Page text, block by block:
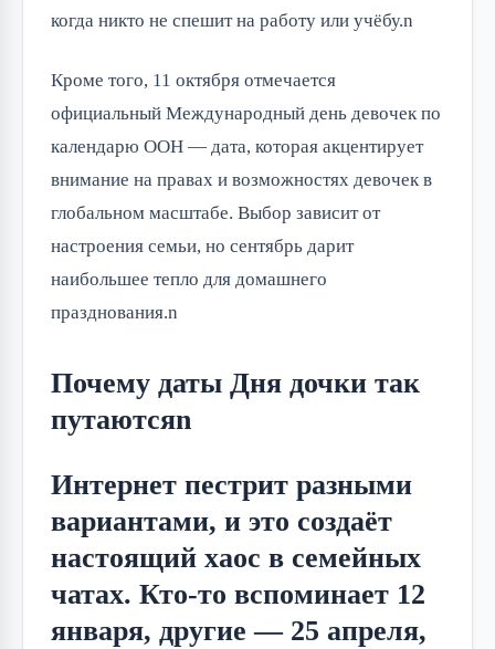
когда никто не спешит на работу или учёбу.n
Кроме того, 11 октября отмечается
официальный Международный день девочек по
календарю ООН — дата, которая акцентирует
внимание на правах и возможностях девочек в
глобальном масштабе. Выбор зависит от
настроения семьи, но сентябрь дарит
наибольшее тепло для домашнего
празднования.n
Почему даты Дня дочки так
путаютсяn
Интернет пестрит разными
вариантами, и это создаёт
настоящий хаос в семейных
чатах. Кто-то вспоминает 12
января, другие — 25 апреля,